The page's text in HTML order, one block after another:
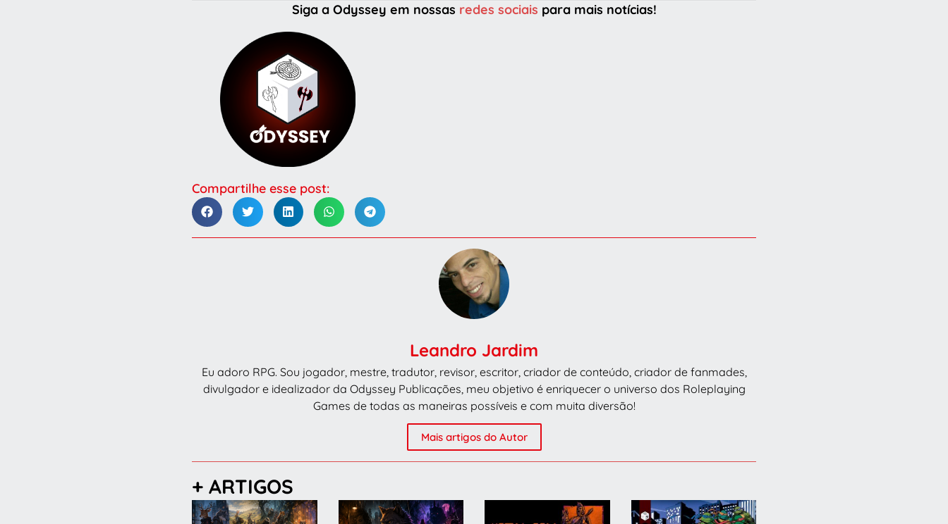
Siga a Odyssey em nossas redes sociais para mais notícias!
Compartilhe esse post:
Leandro Jardim
Eu adoro RPG. Sou jogador, mestre, tradutor, revisor, escritor, criador de conteúdo, criador de fanmades,
divulgador e idealizador da Odyssey Publicações, meu objetivo é enriquecer o universo dos Roleplaying
Games de todas as maneiras possíveis e com muita diversão!
Mais artigos do Autor
+ ARTIGOS